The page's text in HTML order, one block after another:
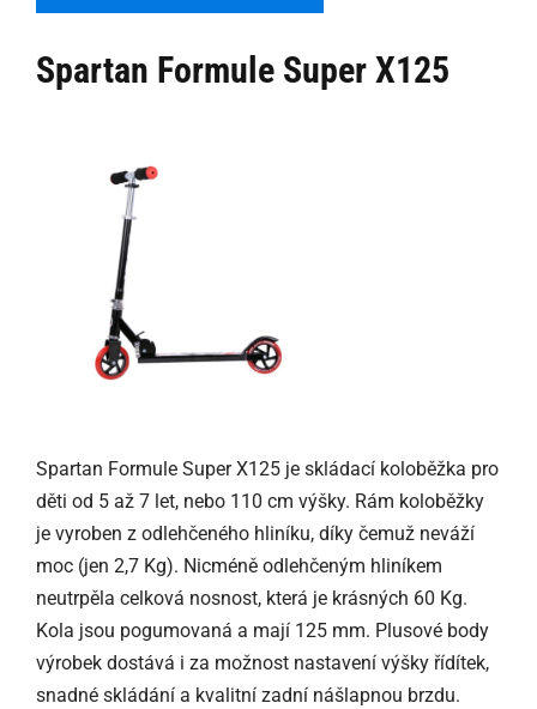
Spartan Formule Super X125
Spartan Formule Super X125 je skládací koloběžka pro
děti od 5 až 7 let, nebo 110 cm výšky. Rám koloběžky
je vyroben z odlehčeného hliníku, díky čemuž neváží
moc (jen 2,7 Kg). Nicméně odlehčeným hliníkem
neutrpěla celková nosnost, která je krásných 60 Kg.
Kola jsou pogumovaná a mají 125 mm. Plusové body
výrobek dostává i za možnost nastavení výšky řídítek,
snadné skládání a kvalitní zadní nášlapnou brzdu.